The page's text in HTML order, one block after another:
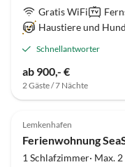
Gratis WiFi
Haustiere und
Schnellantworter
ab 900,- €
2 Gäste / 7 Nächte
4.9 (38)
Lemkenhafen
Ferienwohnung
1 Schlafzimmer· Max. 2